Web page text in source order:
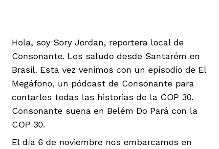
Hola, soy Sory Jordan, reportera local de
Consonante. Los saludo desde Santarém en
Brasil. Esta vez venimos con un episodio de El
Megáfono, un pódcast de Consonante para
contarles todas las historias de la COP 30.
Consonante suena en Belém Do Pará con la
COP 30.
El día 6 de noviembre nos embarcamos en
2023
Baja